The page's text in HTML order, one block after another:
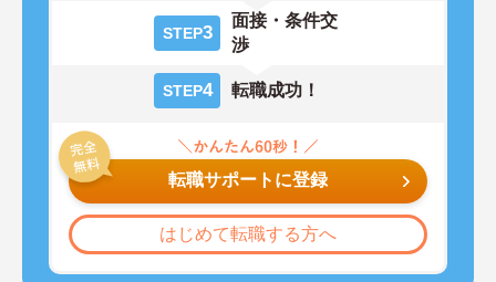
STEP3
面接・条件交
渉
STEP4 転職成功！
転職サポートに登録
はじめて転職する方へ